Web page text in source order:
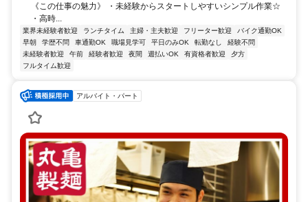
《この仕事の魅力》 ・未経験からスタートしやすいシンプル作業☆
・高時...
業界未経験者歓迎 ランチタイム 主婦・主夫歓迎 フリーター歓迎
バイク通勤OK
早朝
学歴不問 車通勤OK 職場見学可 平日のみOK 転勤なし
経験不問
未経験者歓迎
午前 経験者歓迎 夜間 週払いOK 有資格者歓迎
夕方
フルタイム歓迎
アルバイト・パート